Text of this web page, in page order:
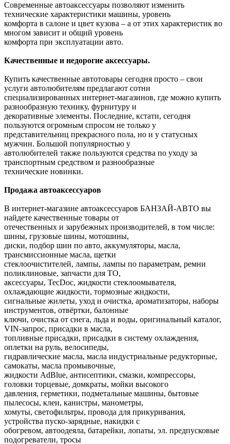
Современные автоаксессуары позволяют изменить
технические характеристики машины, уровень
комфорта в салоне и цвет кузова – а от этих характеристик во
многом зависит и общий уровень
комфорта при эксплуатации авто.
Качественные и недорогие аксессуары.
Купить качественные автотовары сегодня просто – свои
услуги автолюбителям предлагают сотни
специализированных интернет-магазинов, где можно купить
разнообразную технику, фурнитуру и
декоративные элементы. Последние, кстати, сегодня
пользуются огромным спросом не только у
представительниц прекрасного пола, но и у статусных
мужчин. Большой популярностью у
автолюбителей также пользуются средства по уходу за
транспортным средством и разнообразные
технические новинки.
Продажа автоаксессуаров
В интернет-магазине автоаксессуаров БАНЗАЙ-АВТО вы
найдете качественные товары от
отечественных и зарубежных производителей, в том числе:
шины, грузовые шины, мотошины,
диски, подбор шин по авто, аккумуляторы, масла,
трансмиссионные масла, щетки
стеклоочистителей, лампы, лампы по параметрам, ремни
поликлиновые, запчасти для ТО,
аксессуары, TecDoc, жидкости стеклоомывателя,
охлаждающие жидкости, тормозные жидкости,
сигнальные жилеты, уход и очистка, ароматизаторы, наборы
инструментов, отвёртки, балонные
ключи, очистка от снега, льда и воды, оригинальный каталог,
VIN-запрос, присадки в масла,
топливные присадки, присадки в систему охлаждения,
оплетки на руль, велосипеды,
гидравлические масла, масла индустриальные редукторные,
самокаты, масла промывочные,
жидкости AdBlue, антисептики, смазки, компрессоры,
головки торцевые, домкраты, мойки высокого
давления, герметики, подметальные машины, бытовые
пылесосы, клеи, канистры, манометры,
хомуты, светофильтры, провода для прикуривания,
устройства пуско-зарядные, накидки с
обогревом, автоодеяла, батарейки, лопаты, эл. предпусковые
подогреватели, тросы